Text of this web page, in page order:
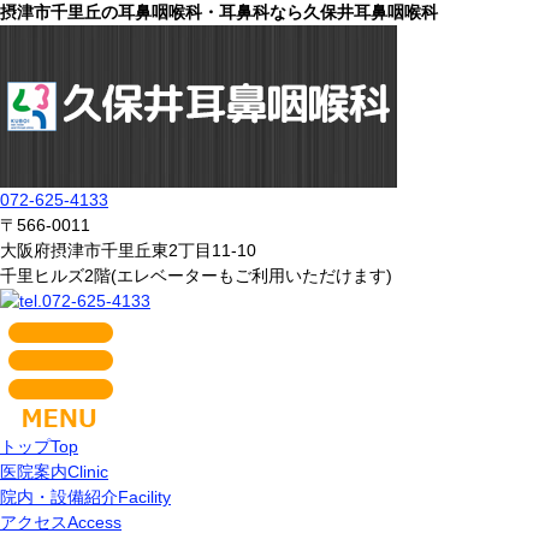
摂津市千里丘の耳鼻咽喉科・耳鼻科なら久保井耳鼻咽喉科
072-625-4133
〒566-0011
大阪府摂津市千里丘東2丁目11-10
千里ヒルズ2階(エレベーターもご利用いただけます)
トップTop
医院案内Clinic
院内・設備紹介Facility
アクセスAccess